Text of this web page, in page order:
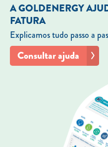
A GOLDENERGY
FATURA
Explicamos tudo passo a
Consultar ajuda